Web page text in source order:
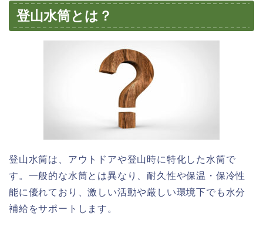
登山水筒とは？
登山水筒は、アウトドアや登山時に特化した水筒で
す。一般的な水筒とは異なり、耐久性や保温・保冷性
能に優れており、激しい活動や厳しい環境下でも水分
補給をサポートします。